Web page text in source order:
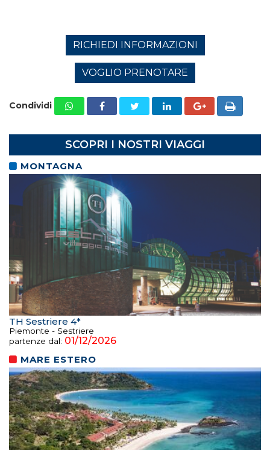
RICHIEDI INFORMAZIONI
VOGLIO PRENOTARE
Condividi
SCOPRI I NOSTRI VIAGGI
MONTAGNA
TH Sestriere 4*
Piemonte - Sestriere
partenze dal: 01/12/2026
MARE ESTERO